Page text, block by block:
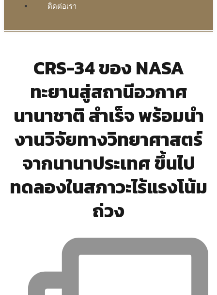
ติดต่อเรา
CRS-34 ของ NASA
ทะยานสู่สถานีอวกาศ
นานาชาติ สำเร็จ พร้อมนำ
งานวิจัยทางวิทยาศาสตร์
จากนานาประเทศ ขึ้นไป
ทดลองในสภาวะไร้แรงโน้ม
ถ่วง